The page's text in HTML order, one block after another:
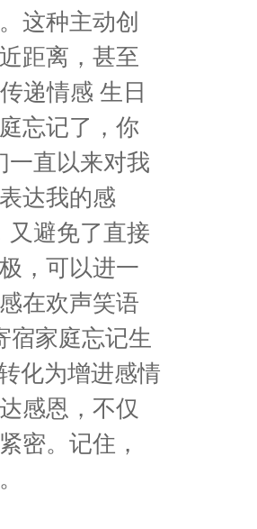
这种主动创
距离，甚至
递情感 生日
忘记了，你
一直以来对我
达我的感
又避免了直接
，可以进一
在欢声笑语
家庭忘记生
化为增进感情
感恩，不仅
密。记住，